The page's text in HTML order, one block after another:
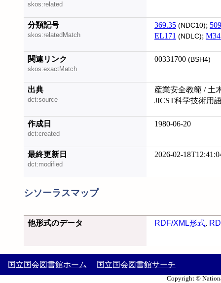
skos:related
分類記号
skos:relatedMatch
369.35 (NDC10);
EL171 (NDLC);
関連リンク
skos:exactMatch
00331700 (BSH4)
出典
dct:source
産業安全教範 / 土
JICST科学技術用
作成日
dct:created
1980-06-20
最終更新日
dct:modified
2026-02-
シソーラスマップ
他形式のデータ RDF/XML形式,
国立国会図書館ホーム 国立国会図書館サーチ
Copyright ©